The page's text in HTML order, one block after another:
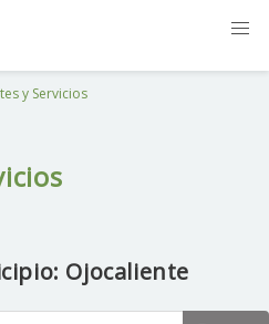
y Servicios
Ojocaliente